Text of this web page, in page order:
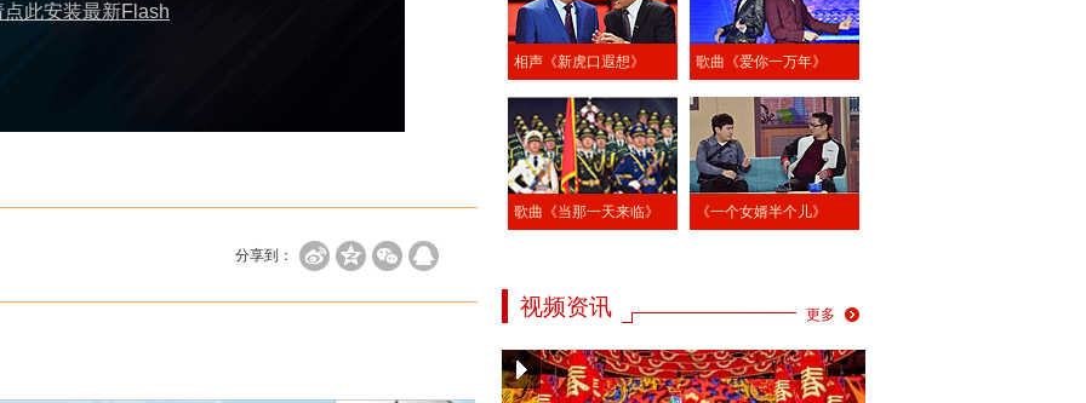
点此安装最新Flash
分享到：
相声《新虎口遐想》 歌曲《爱你一万年》
歌曲《当那一天来临》 《一个女婿半个儿》
视频资讯 更多